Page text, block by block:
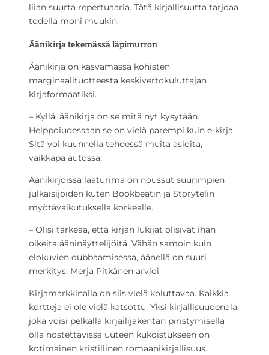
liian suurta repertuaaria. Tätä kirjallisuutta tarjoaa
todella moni muukin.
Äänikirja tekemässä läpimurron
Äänikirja on kasvamassa kohisten
marginaalituotteesta keskivertokuluttajan
kirjaformaatiksi.
– Kyllä, äänikirja on se mitä nyt kysytään.
Helppoiudessaan se on vielä parempi kuin e-kirja.
Sitä voi kuunnella tehdessä muita asioita,
vaikkapa autossa.
Äänikirjoissa laaturima on noussut suurimpien
julkaisijoiden kuten Bookbeatin ja Storytelin
myötävaikutuksella korkealle.
– Olisi tärkeää, että kirjan lukijat olisivat ihan
oikeita ääninäyttelijöitä. Vähän samoin kuin
elokuvien dubbaamisessa, äänellä on suuri
merkitys, Merja Pitkänen arvioi.
Kirjamarkkinalla on siis vielä koluttavaa. Kaikkia
kortteja ei ole vielä katsottu. Yksi kirjallisuudenala,
joka voisi pelkällä kirjailijakentän piristymisellä
olla nostettavissa uuteen kukoistukseen on
kotimainen kristillinen romaanikirjallisuus.